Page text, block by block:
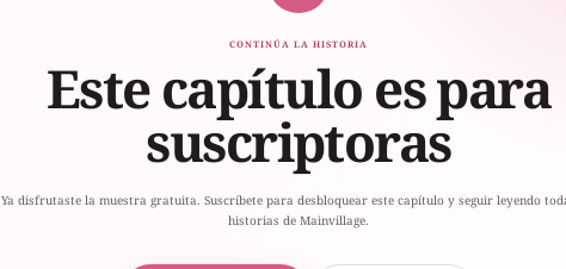
CONTINÚA LA HISTORIA
Este capítulo es para
suscriptoras
Ya disfrutaste la muestra gratuita. Suscríbete para desbloquear este capítulo y seguir leyendo
historias de Mainvillage.